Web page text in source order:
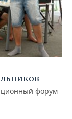
форум